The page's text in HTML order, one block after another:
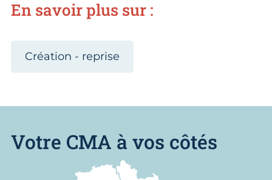
En savoir plus sur :
Création - reprise
Votre CMA à vos côtés